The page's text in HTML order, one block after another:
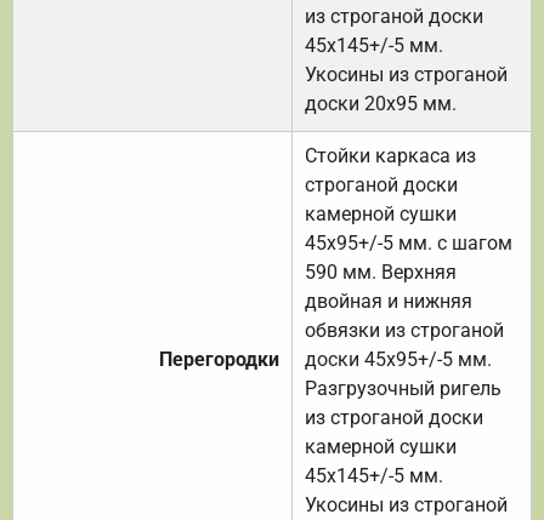
из строганой доски
45х145+/-5 мм.
Укосины из строганой
доски 20х95 мм.
Перегородки
Стойки каркаса из
строганой доски
камерной сушки
45х95+/-5 мм. с шагом
590 мм. Верхняя
двойная и нижняя
обвязки из строганой
доски 45х95+/-5 мм.
Разгрузочный ригель
из строганой доски
камерной сушки
45х145+/-5 мм.
Укосины из строганой